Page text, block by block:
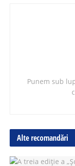
Punem sub
Alte recomandări